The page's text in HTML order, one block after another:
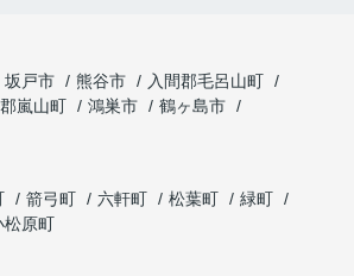
坂戸市 熊谷市
入間郡毛呂山町
嵐山町 鴻巣市
鶴ヶ島市
箭弓町 六軒町 松葉町
緑町
松原町